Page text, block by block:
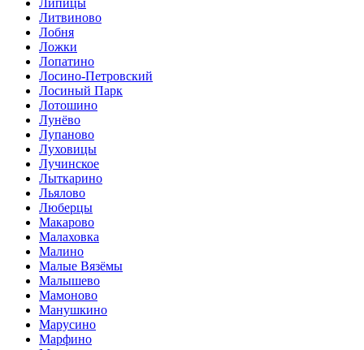
Липицы
Литвиново
Лобня
Ложки
Лопатино
Лосино-Петровский
Лосиный Парк
Лотошино
Лунёво
Лупаново
Луховицы
Лучинское
Лыткарино
Льялово
Люберцы
Макарово
Малаховка
Малино
Малые Вязёмы
Малышево
Мамоново
Манушкино
Марусино
Марфино